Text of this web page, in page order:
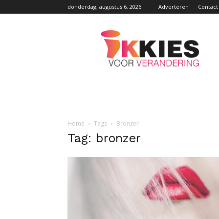
donderdag, augustus 6, 2026 Adverteren Contact
Home Tags Bronzer
Tag: bronzer